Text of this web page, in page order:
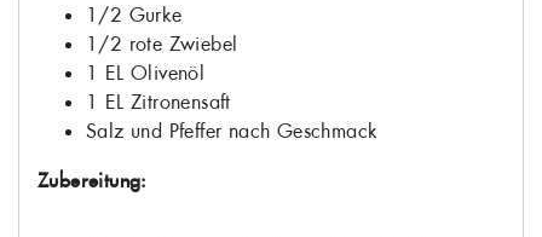
1/2 Gurke
1/2 rote Zwiebel
1 EL Olivenöl
1 EL Zitronensaft
Salz und Pfeffer nach Geschmack
Zubereitung: